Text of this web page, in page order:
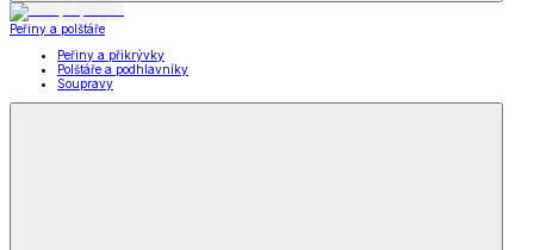
Peřiny a polštáře
Peřiny a přikrývky
Polštáře a podhlavníky
Soupravy